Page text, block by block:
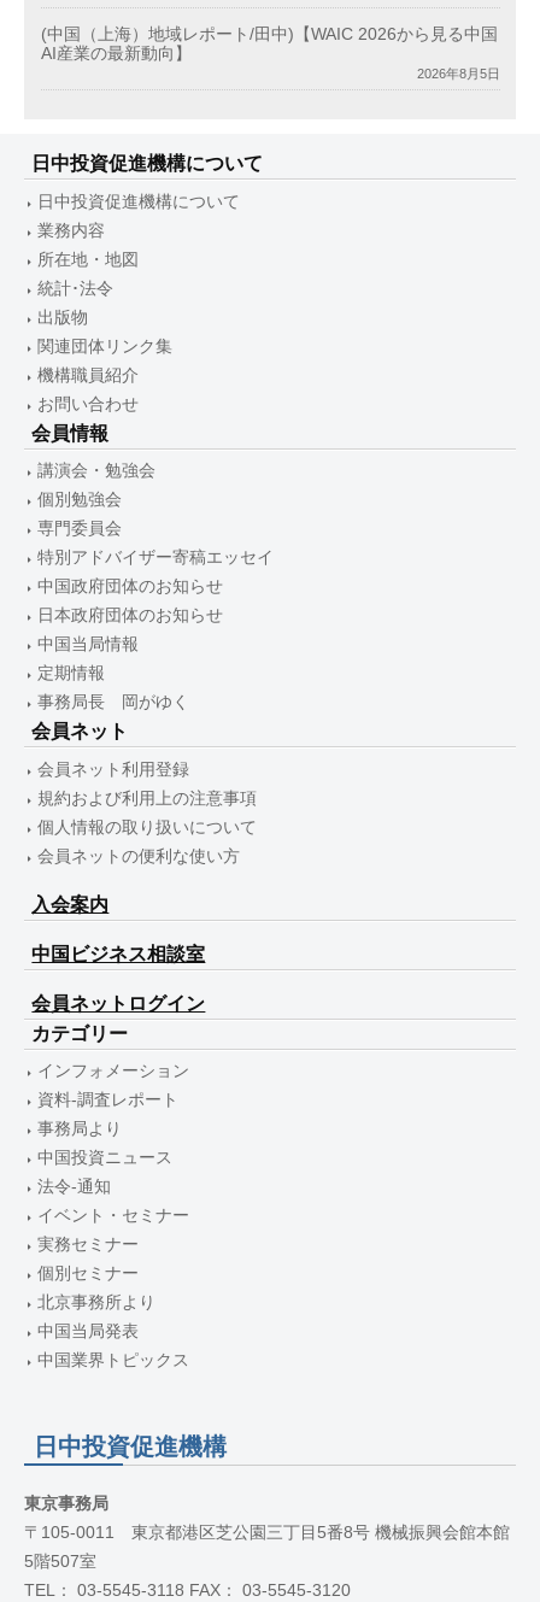
(中国（上海）地域レポート/田中)【WAIC 2026から見る中国
AI産業の最新動向】
2026年8月5日
日中投資促進機構について
日中投資促進機構について
業務内容
所在地・地図
統計･法令
出版物
関連団体リンク集
機構職員紹介
お問い合わせ
会員情報
講演会・勉強会
個別勉強会
専門委員会
特別アドバイザー寄稿エッセイ
中国政府団体のお知らせ
日本政府団体のお知らせ
中国当局情報
定期情報
事務局長 岡がゆく
会員ネット
会員ネット利用登録
規約および利用上の注意事項
個人情報の取り扱いについて
会員ネットの便利な使い方
入会案内
中国ビジネス相談室
会員ネットログイン
カテゴリー
インフォメーション
資料-調査レポート
事務局より
中国投資ニュース
法令-通知
イベント・セミナー
実務セミナー
個別セミナー
北京事務所より
中国当局発表
中国業界トピックス
日中投資促進機構
東京事務局
〒105-0011 東京都港区芝公園三丁目5番8号 機械振興会館本館
5階507室
TEL： 03-5545-3118 FAX： 03-5545-3120